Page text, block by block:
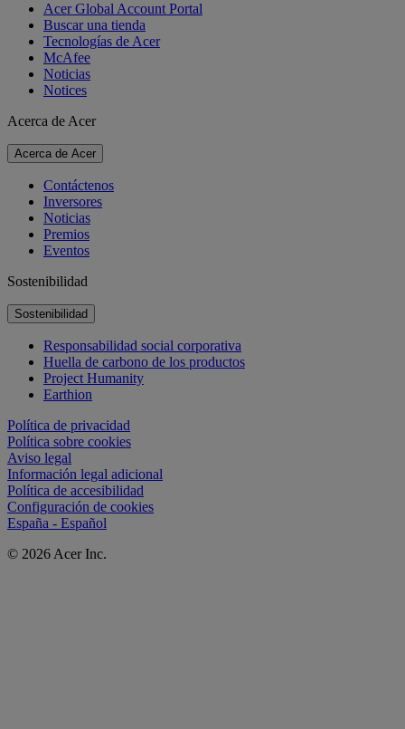
Acer Global Account Portal
Buscar una tienda
Tecnologías de Acer
McAfee
Noticias
Notices
Acerca de Acer
Acerca de Acer
Contáctenos
Inversores
Noticias
Premios
Eventos
Sostenibilidad
Sostenibilidad
Responsabilidad social corporativa
Huella de carbono de los productos
Project Humanity
Earthion
Política de privacidad
Política sobre cookies
Aviso legal
Información legal adicional
Política de accesibilidad
Configuración de cookies
España - Español
© 2026 Acer Inc.